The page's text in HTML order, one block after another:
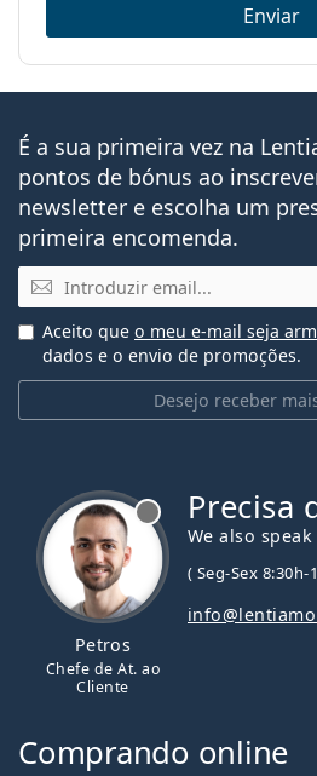
Enviar
É a sua primeira vez na
pontos de bónus ao
newsletter e escolha um
primeira encomenda.
Email
Desejo receber
Aceito que o meu e-mail seja
dados e o envio de promoções.
Petros
Chefe de At. ao
Cliente
Precisa
We also
( Seg-Sex 8:30h-
Comprando online